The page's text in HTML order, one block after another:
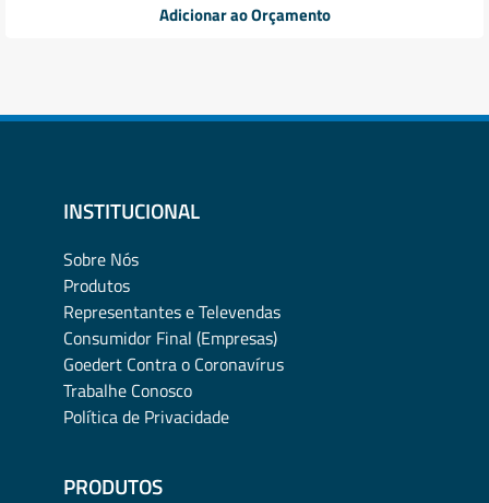
Adicionar ao Orçamento
INSTITUCIONAL
Sobre Nós
Produtos
Representantes e Televendas
Consumidor Final (Empresas)
Goedert Contra o Coronavírus
Trabalhe Conosco
Política de Privacidade
PRODUTOS